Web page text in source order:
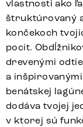
vlastnosti ako
štruktúrovaný
končekoch
pocit.
drevenými
a
benátskej
dodáva tvojej
v ktorej sú